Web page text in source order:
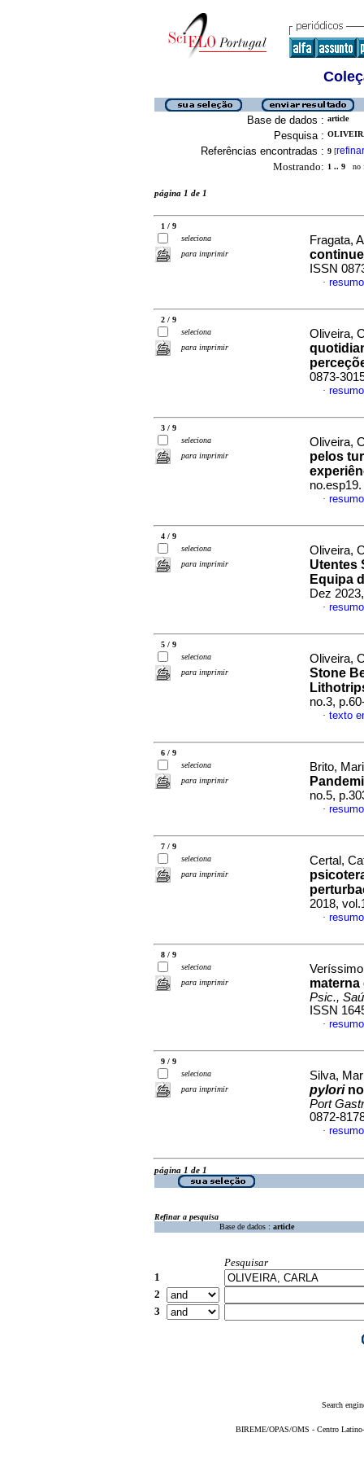
Base de dados : article
Pesquisa :
Referências encontradas : 9 [refinar
Mostrando: 1 .. 9 no
página 1 de 1
1 / 9
seleciona
para imprimir
Fragata,
ISSN
·
2 / 9
seleciona
para imprimir
Oliveira,
0873-
·
3 / 9
seleciona
para imprimir
Oliveira,
pelos
·
4 / 9
seleciona
para imprimir
Oliveira,
Utentes
Equipa
Dez
·
5 / 9
seleciona
para imprimir
Oliveira,
Stone
no.3,
· texto
6 / 9
seleciona
para imprimir
Brito,
no.5,
·
7 / 9
seleciona
para imprimir
Certal,
2018,
·
8 / 9
seleciona
para imprimir
Psic.,
ISSN
·
9 / 9
seleciona
para imprimir
Silva,
pylorino
Port
0872-
·
página 1 de 1
Refinar a pesquisa
Base de dados : article
Pesquisar
1
2
3
Search
BIREME/OPAS/OMS - Centro Latino-